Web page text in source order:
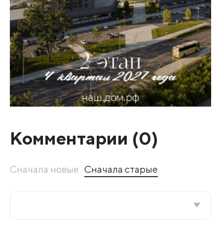
Комментарии (0)
Сначала новые Сначала старые